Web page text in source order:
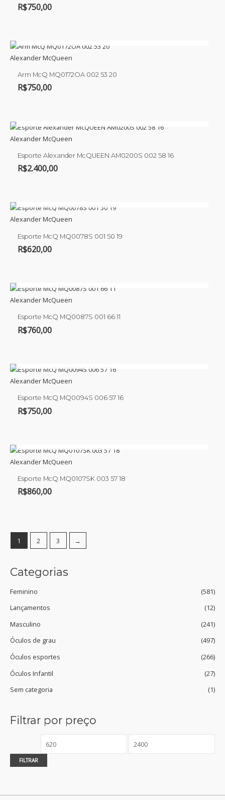
Categorias
Feminino
(581)
Lançamentos
(12)
Masculino
(241)
Óculos de grau
(497)
Óculos esportes
(266)
Óculos Infantil
(27)
Sem categoria
(1)
Filtrar por preço
r
e
r
FILTRAR
R$750,00
Alexander McQueen
Arm McQ MQ0172OA 002 53 20
R$750,00
Alexander McQueen
Esporte Alexander McQUEEN AM0200S 002 58 16
R$2.400,00
Alexander McQueen
Esporte McQ MQ0078S 001 50 19
R$620,00
Alexander McQueen
Esporte McQ MQ0087S 001 66 11
R$760,00
Alexander McQueen
Esporte McQ MQ0094S 006 57 16
R$750,00
Alexander McQueen
Esporte McQ MQ0107SK 003 57 18
R$860,00
1 2 3 →